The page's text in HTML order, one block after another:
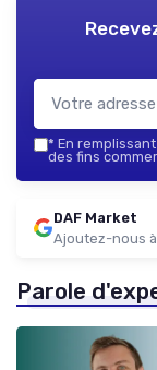
* En
des fins
DAF Market
Ajoutez-nous
Parole